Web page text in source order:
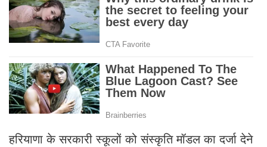
हरियाणा के सरकारी स्कूलों को संस्कृति मॉडल का दर्जा देने